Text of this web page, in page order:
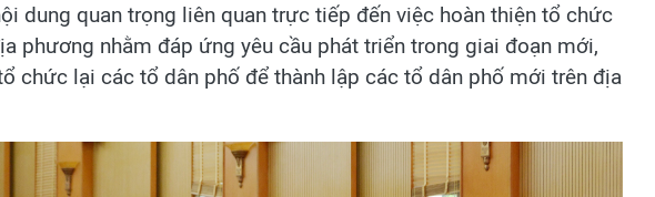
dung quan trọng liên quan trực tiếp đến việc hoàn thiện tổ chức
phương nhằm đáp ứng yêu cầu phát triển trong giai đoạn mới,
chức lại các tổ dân phố để thành lập các tổ dân phố mới trên địa